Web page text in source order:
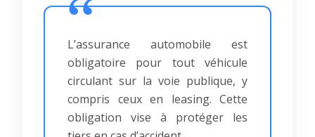
L’assurance automobile est
obligatoire pour tout véhicule
circulant sur la voie publique, y
compris ceux en leasing. Cette
obligation vise à protéger les